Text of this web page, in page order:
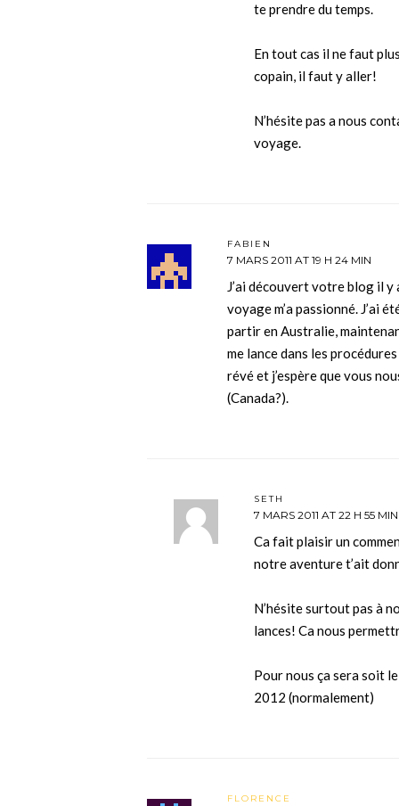
te prendre du temps.
En tout cas il ne faut
copain, il faut y aller!
N’hésite pas a nous
voyage.
FABIEN
7 MARS 2011 AT 19 H 24 MIN
J’ai découvert votre blog il
voyage m’a passionné. J’ai
partir en Australie,
me lance dans les
révé et j’espère que vous
(Canada?).
SETH
7 MARS 2011 AT 22 H 55 MIN
Ca fait plaisir un
notre aventure t’ait
N’hésite surtout pas à
lances! Ca nous
Pour nous ça sera soit
2012 (normalement)
FLORENCE